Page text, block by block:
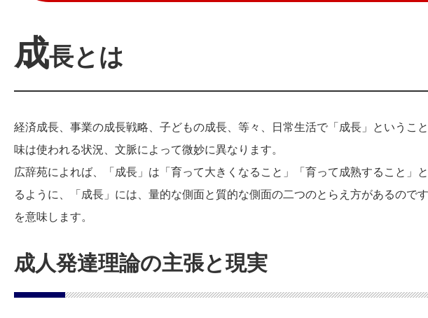
成長とは
経済成長、事業の成長戦略、子どもの成長、等々、日常生活で「成長」というこ
味は使われる状況、文脈によって微妙に異なります。
広辞苑によれば、「成長」は「育って大きくなること」「育って成熟すること」
るように、「成長」には、量的な側面と質的な側面の二つのとらえ方があるので
を意味します。
成人発達理論の主張と現実